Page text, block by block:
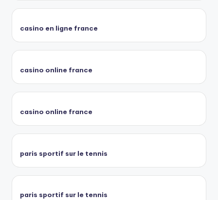
casino en ligne france
casino online france
casino online france
paris sportif sur le tennis
paris sportif sur le tennis